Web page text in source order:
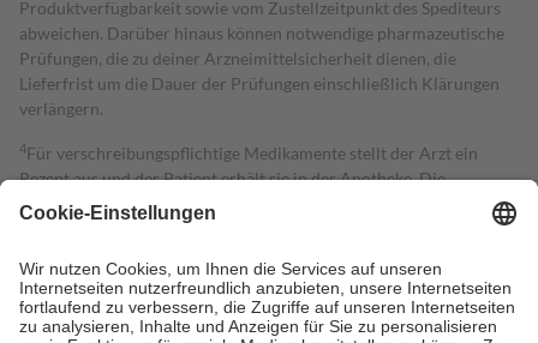
Produktverfügbarkeit sowie vom Zustellzeitpunkt des Spediteurs
abweichen. Darüber hinaus können notwendige pharmazeutische
Prüfungen, die zu deiner Arzneimittelsicherheit dienen, die
Lieferfrist um die Dauer der Prüfungen einschließlich Klärungen
verlängern.
4Für verschreibungspflichtige Medikamente stellt der Arzt ein
Rezept aus und der Patient erhält sie in der Apotheke. Die
gesetzliche Krankenversicherung übernimmt in der Regel die
Kosten dafür, der Versicherte trägt einen Teil davon als Zuzahlung
Grundsätzlich leisten Mitglieder Zuzahlungen in Höhe von zehn
Prozent des Abgabepreises,mindestens jedochfünf Euround
höchstens zehn Euro.Es sind jedoch nie mehr als die tatsächlichen